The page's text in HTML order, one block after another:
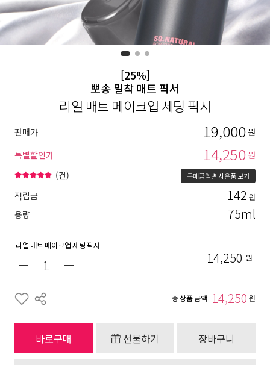
[25%]
뽀송 밀착 매트 픽서
리얼 매트 메이크업 세팅 픽서
판매가 19,000 원
특별할인가
14,250 원
(건) 구매금액별 사은품 보기
적립금 142 원
용량 75ml
리얼 매트 메이크업 세팅 픽서
14,250 원
총 상품 금액 14,250 원
바로구매 선물하기 장바구니